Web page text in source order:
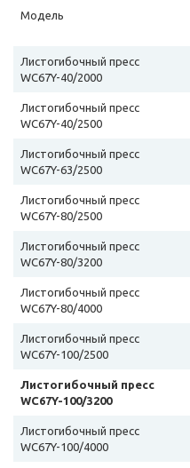
Модель
Листогибочный пресс
WC67Y-40/2000
Листогибочный пресс
WC67Y-40/2500
Листогибочный пресс
WC67Y-63/2500
Листогибочный пресс
WC67Y-80/2500
Листогибочный пресс
WC67Y-80/3200
Листогибочный пресс
WC67Y-80/4000
Листогибочный пресс
WC67Y-100/2500
Листогибочный пресс
WC67Y-100/3200
Листогибочный пресс
WC67Y-100/4000